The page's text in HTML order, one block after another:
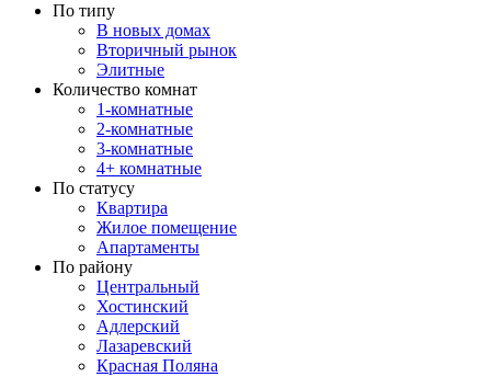
По типу
В новых домах
Вторичный рынок
Элитные
Количество комнат
1-комнатные
2-комнатные
3-комнатные
4+ комнатные
По статусу
Квартира
Жилое помещение
Апартаменты
По району
Центральный
Хостинский
Адлерский
Лазаревский
Красная Поляна